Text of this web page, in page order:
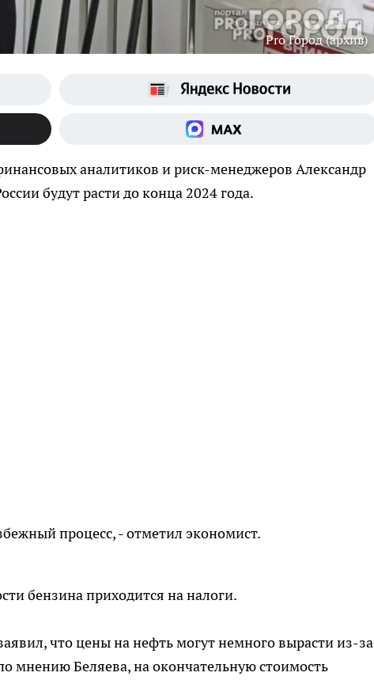
Pro Город (архив)
аналитиков и риск-менеджеров Александр
будут расти до конца 2024 года.
процесс, - отметил экономист.
бензина приходится на налоги.
что цены на нефть могут немного вырасти из-за
мнению Беляева, на окончательную стоимость